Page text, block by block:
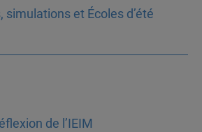
simulations et Écoles d’été
de l’IEIM